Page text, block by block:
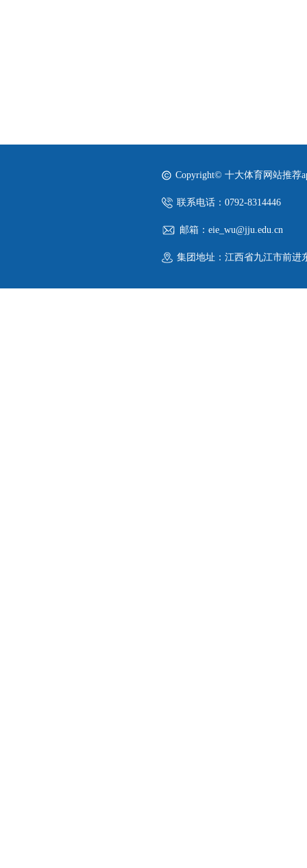
Copyright© 十大体育网站推荐
联系电话：0792-8314446
邮箱：eie_wu@jju.edu.cn
集团地址：江西省九江市前进